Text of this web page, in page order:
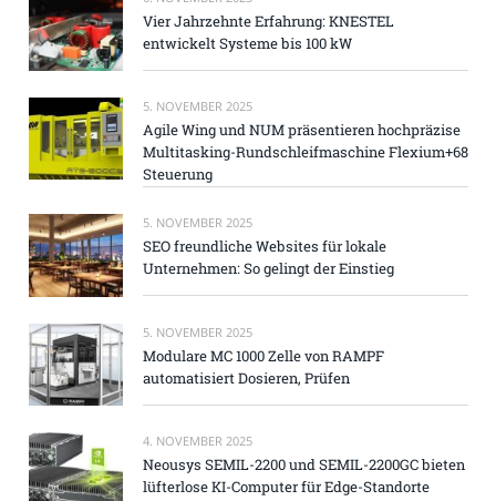
Vier Jahrzehnte Erfahrung: KNESTEL
entwickelt Systeme bis 100 kW
5. NOVEMBER 2025
Agile Wing und NUM präsentieren hochpräzise
Multitasking-Rundschleifmaschine Flexium+68
Steuerung
5. NOVEMBER 2025
SEO freundliche Websites für lokale
Unternehmen: So gelingt der Einstieg
5. NOVEMBER 2025
Modulare MC 1000 Zelle von RAMPF
automatisiert Dosieren, Prüfen
4. NOVEMBER 2025
Neousys SEMIL-2200 und SEMIL-2200GC bieten
lüfterlose KI-Computer für Edge-Standorte